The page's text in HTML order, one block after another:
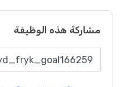
مشاركة هذه الوظيفة